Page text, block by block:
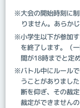
※大会の開始時刻に
りません。あらか
※小学生以下が参加
を終了します。（
間が18時までと定
※バトル中にルール
うことがありまし
断を仰ぎ、その裁
裁定ができません